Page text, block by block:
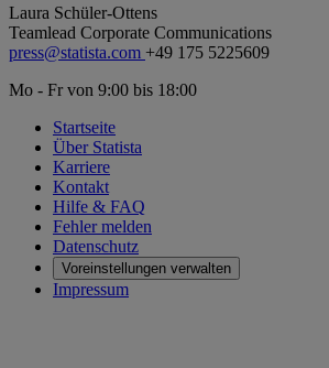
Laura Schüler-Ottens
Teamlead Corporate Communications
press@statista.com +49 175 5225609
Mo - Fr von 9:00 bis 18:00
Startseite
Über Statista
Karriere
Kontakt
Hilfe & FAQ
Fehler melden
Datenschutz
Voreinstellungen verwalten
Impressum